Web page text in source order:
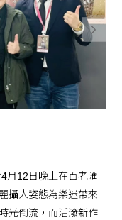
月12日晚上在百老匯
攝人姿態為樂迷帶來
光倒流，而活潑新作